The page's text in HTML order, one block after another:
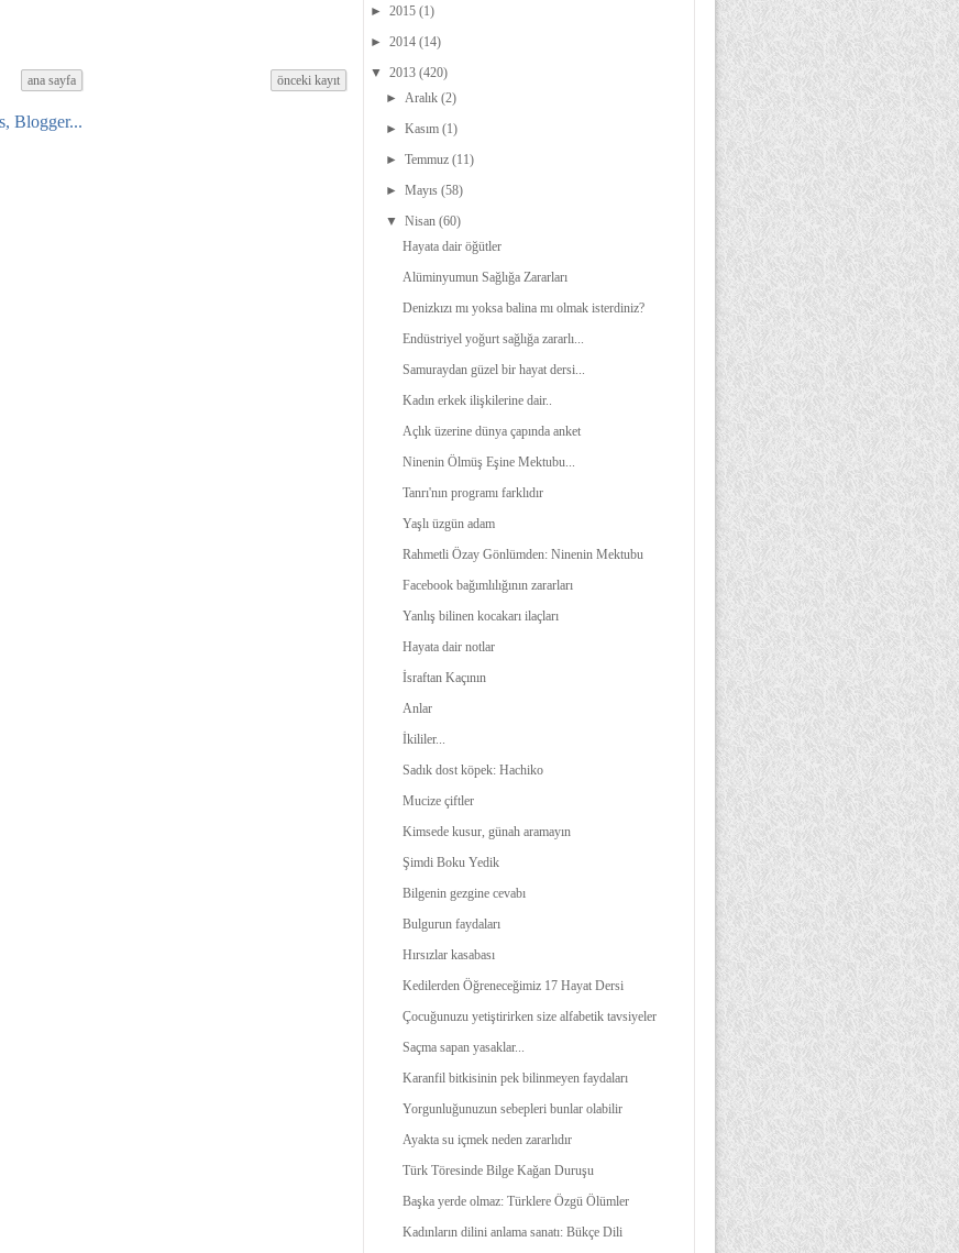
önceki kayıt
ana sayfa
► 2015 (1)
► 2014 (14)
▼ 2013 (420)
► Aralık(2)
►Kasım(1)
►Temmuz(11)
►Mayıs(58)
▼Nisan(60)
Hayata dair öğütler
Alüminyumun Sağlığa Zararları
Denizkızı mı yoksa balina mı olmak isterdiniz?
Endüstriyel yoğurt sağlığa zararlı...
Samuraydan güzel bir hayat dersi...
Kadın erkek ilişkilerine dair..
Açlık üzerine dünya çapında anket
Ninenin Ölmüş Eşine Mektubu...
Tanrı'nın programı farklıdır
Yaşlı üzgün adam
Rahmetli Özay Gönlümden: Ninenin Mektubu
Facebook bağımlılığının zararları
Yanlış bilinen kocakarı ilaçları
Hayata dair notlar
İsraftan Kaçının
Anlar
İkililer...
Sadık dost köpek: Hachiko
Mucize çiftler
Kimsede kusur, günah aramayın
Şimdi Boku Yedik
Bilgenin gezgine cevabı
Bulgurun faydaları
Hırsızlar kasabası
Kedilerden Öğreneceğimiz 17 Hayat Dersi
Çocuğunuzu yetiştirirken size alfabetik tavsiyeler
Saçma sapan yasaklar...
Karanfil bitkisinin pek bilinmeyen faydaları
Yorgunluğunuzun sebepleri bunlar olabilir
Ayakta su içmek neden zararlıdır
Türk Töresinde Bilge Kağan Duruşu
Başka yerde olmaz: Türklere Özgü Ölümler
Kadınların dilini anlama sanatı: Bükçe Dili